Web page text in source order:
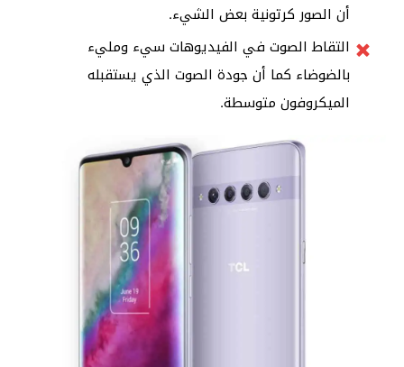
أن الصور كرتونية بعض الشيء.
التقاط الصوت في الفيديوهات سيء ومليء
بالضوضاء كما أن جودة الصوت الذي يستقبله
الميكروفون متوسطة.